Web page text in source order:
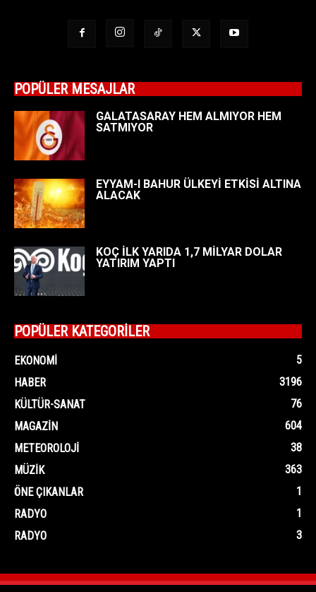
POPÜLER MESAJLAR
GALATASARAY HEM ALMIYOR HEM
SATMIYOR
EYYAM-I BAHUR ÜLKEYİ ETKİSİ ALTINA
ALACAK
KOÇ İLK YARIDA 1,7 MİLYAR DOLAR
YATIRIM YAPTI
POPÜLER KATEGORİLER
EKONOMI
5
HABER
3196
KÜLTÜR-SANAT
76
MAGAZIN
604
METEOROLOJI
38
MÜZIK
363
ÖNE ÇIKANLAR
1
RADYO
1
RADYO
3